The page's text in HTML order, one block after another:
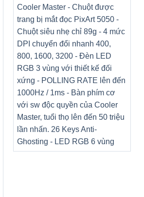
Cooler Master - Chuột được
trang bị mắt đọc PixArt 5050 -
Chuột siêu nhẹ chỉ 89g - 4 mức
DPI chuyển đổi nhanh 400,
800, 1600, 3200 - Đèn LED
RGB 3 vùng với thiết kế đối
xứng - POLLING RATE lên đến
1000Hz / 1ms - Bàn phím cơ
với sw độc quyền của Cooler
Master, tuổi thọ lên đến 50 triệu
lần nhấn. 26 Keys Anti-
Ghosting - LED RGB 6 vùng